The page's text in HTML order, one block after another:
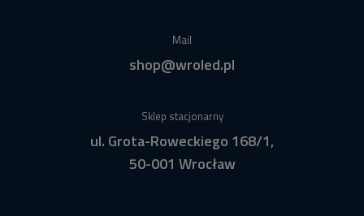
Mail
shop@wroled.pl
Sklep stacjonarny
ul. Grota-Roweckiego 168/1,
50-001 Wrocław